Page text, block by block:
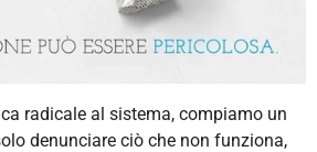
radicale al sistema, compiamo un
denunciare ciò che non funziona,